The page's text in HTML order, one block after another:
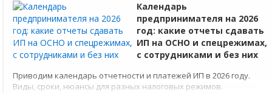
Календарь
предпринимателя на 2026
год: какие отчеты сдавать
ИП на ОСНО и спецрежимах,
с сотрудниками и без них
Приводим календарь отчетности и платежей ИП в 2026 году.
Виды, сроки, нюансы для разных налоговых режимов.